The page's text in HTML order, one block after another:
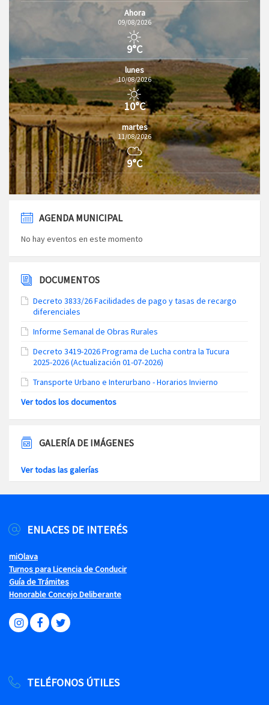
Ahora
09/08/2026
9°C
lunes
10/08/2026
10°C
martes
11/08/2026
9°C
AGENDA MUNICIPAL
No hay eventos en este momento
DOCUMENTOS
Decreto 3833/26 Facilidades de pago y tasas de recargo
diferenciales
Informe Semanal de Obras Rurales
Decreto 3419-2026 Programa de Lucha contra la Tucura
2025-2026 (Actualización 01-07-2026)
Transporte Urbano e Interurbano - Horarios Invierno
Ver todos los documentos
GALERÍA DE IMÁGENES
Ver todas las galerías
ENLACES DE INTERÉS
miOlava
Turnos para Licencia de Conducir
Guía de Trámites
Honorable Concejo Deliberante
TELÉFONOS ÚTILES